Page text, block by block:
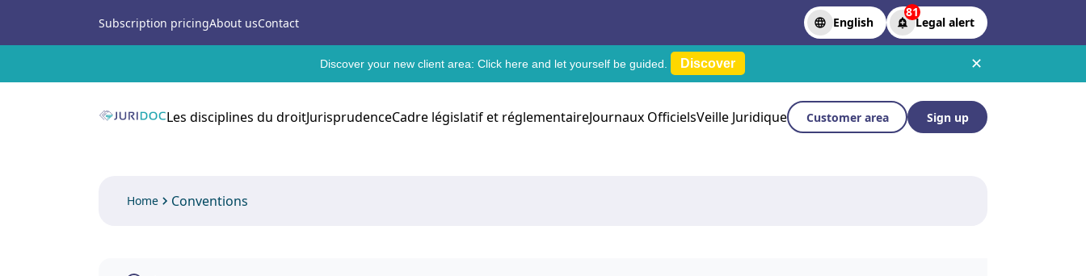
Subscription pricingAbout usContact English
81
Legal alert
Discover your new client area: Click here and let yourself be guided. Discover ✕
Les disciplines du droitJurisprudenceCadre législatif et réglementaireJournaux OfficielsVeille Juridique Customer area Sign up
Home Conventions